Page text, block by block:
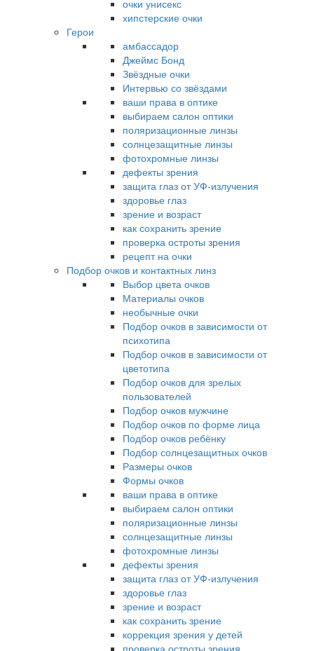
очки унисекс
хипстерские очки
Герои
амбассадор
Джеймс Бонд
Звёздные очки
Интервью со звёздами
ваши права в оптике
выбираем салон оптики
поляризационные линзы
солнцезащитные линзы
фотохромные линзы
дефекты зрения
защита глаз от УФ-излучения
здоровье глаз
зрение и возраст
как сохранить зрение
проверка остроты зрения
рецепт на очки
Подбор очков и контактных линз
Выбор цвета очков
Материалы очков
необычные очки
Подбор очков в зависимости от
психотипа
Подбор очков в зависимости от
цветотипа
Подбор очков для зрелых
пользователей
Подбор очков мужчине
Подбор очков по форме лица
Подбор очков ребёнку
Подбор солнцезащитных очков
Размеры очков
Формы очков
ваши права в оптике
выбираем салон оптики
поляризационные линзы
солнцезащитные линзы
фотохромные линзы
дефекты зрения
защита глаз от УФ-излучения
здоровье глаз
зрение и возраст
как сохранить зрение
коррекция зрения у детей